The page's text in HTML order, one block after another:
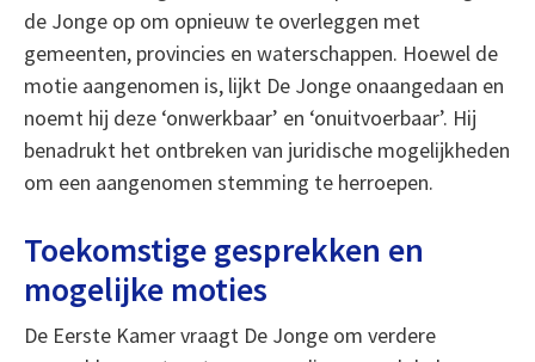
de Jonge op om opnieuw te overleggen met
gemeenten, provincies en waterschappen. Hoewel de
motie aangenomen is, lijkt De Jonge onaangedaan en
noemt hij deze ‘onwerkbaar’ en ‘onuitvoerbaar’. Hij
benadrukt het ontbreken van juridische mogelijkheden
om een aangenomen stemming te herroepen.
Toekomstige gesprekken en
mogelijke moties
De Eerste Kamer vraagt De Jonge om verdere